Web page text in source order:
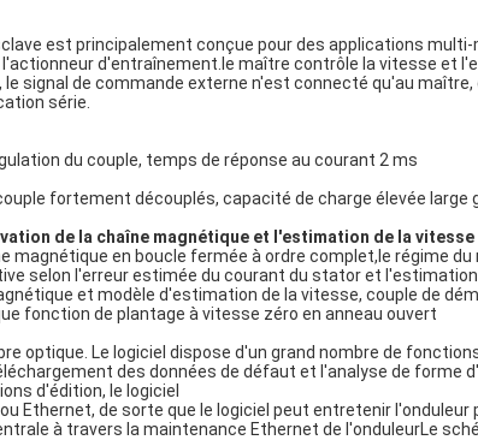
est principalement conçue pour des applications multi-
d'entraînement.le maître contrôle la vitesse et
signal de commande externe n'est connecté qu'au maître,
série.
du couple, temps de réponse au courant 2 ms
fortement découplés, capacité de charge élevée large
de la chaîne magnétique et l'estimation de la vitesse
magnétique en boucle fermée à ordre complet,le régime
selon l'erreur estimée du courant du stator et
et modèle d'estimation de la vitesse, couple de
fonction de plantage à vitesse zéro en anneau ouvert
optique. Le logiciel dispose d'un grand nombre de
des données de défaut et l'analyse de forme
d'édition, le logiciel
Ethernet, de sorte que le logiciel peut entretenir
à travers la maintenance Ethernet de l'onduleurLe